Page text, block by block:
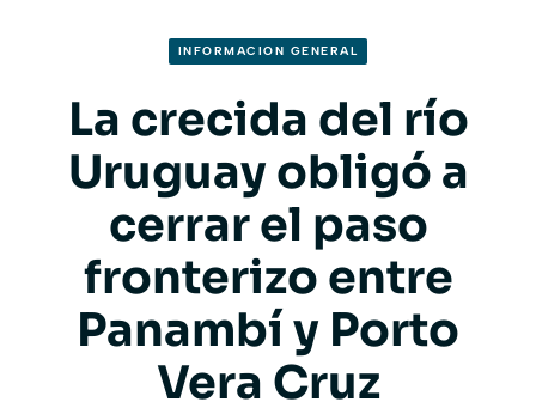
INFORMACION GENERAL
La crecida del río
Uruguay obligó a
cerrar el paso
fronterizo entre
Panambí y Porto
Vera Cruz